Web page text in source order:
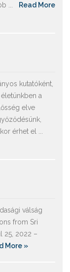
...
Read More
kutatóként,
a
elve
érhet el ...
válság
from Sri
25, 2022 –
More »